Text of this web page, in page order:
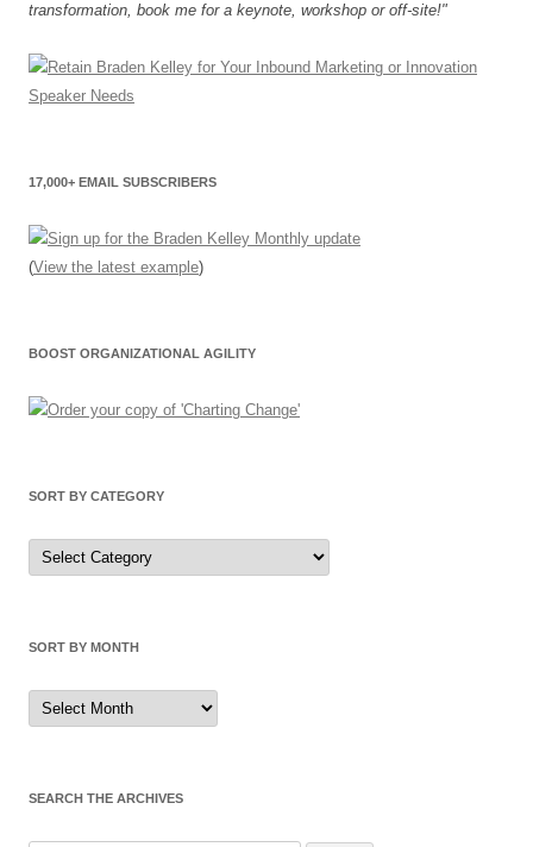
transformation, book me for a keynote, workshop or off-site!"
17,000+ EMAIL SUBSCRIBERS
(View the latest example)
BOOST ORGANIZATIONAL AGILITY
SORT BY CATEGORY
Sort
by
Category
SORT BY MONTH
Sort
by
Month
SEARCH THE ARCHIVES